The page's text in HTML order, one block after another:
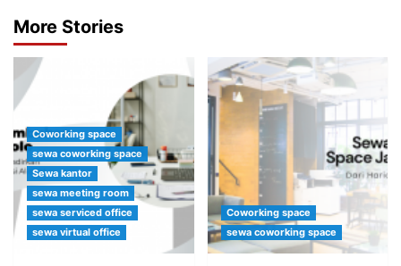
More Stories
Coworking space
sewa coworking space
Sewa kantor
sewa meeting room
sewa serviced office
sewa virtual office
Coworking space
sewa coworking space